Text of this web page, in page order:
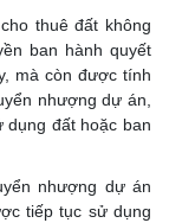
thuê đất không
ban hành quyết
mà còn được tính
nhượng dự án,
dụng đất hoặc ban
nhượng dự án
tiếp tục sử dụng